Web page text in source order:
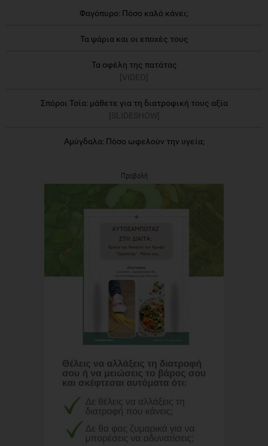
Φαγόπυρο: Πόσο καλό κάνει;
Τα ψάρια και οι εποχές τους
Τα οφέλη της πατάτας
[VIDEO]
Σπόροι Τσία: μάθετε για τη διατροφική τους αξία
[SLIDESHOW]
Αμύγδαλα: Πόσο ωφελούν την υγεία;
Προβολή